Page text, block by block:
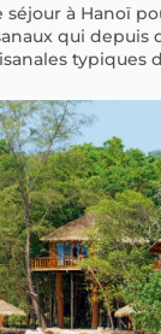
séjour à Hanoï
qui depuis
typiques